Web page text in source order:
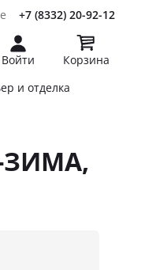
+7 (8332) 20-92-12
Войти
Корзина
и отделка
ЗИМА,